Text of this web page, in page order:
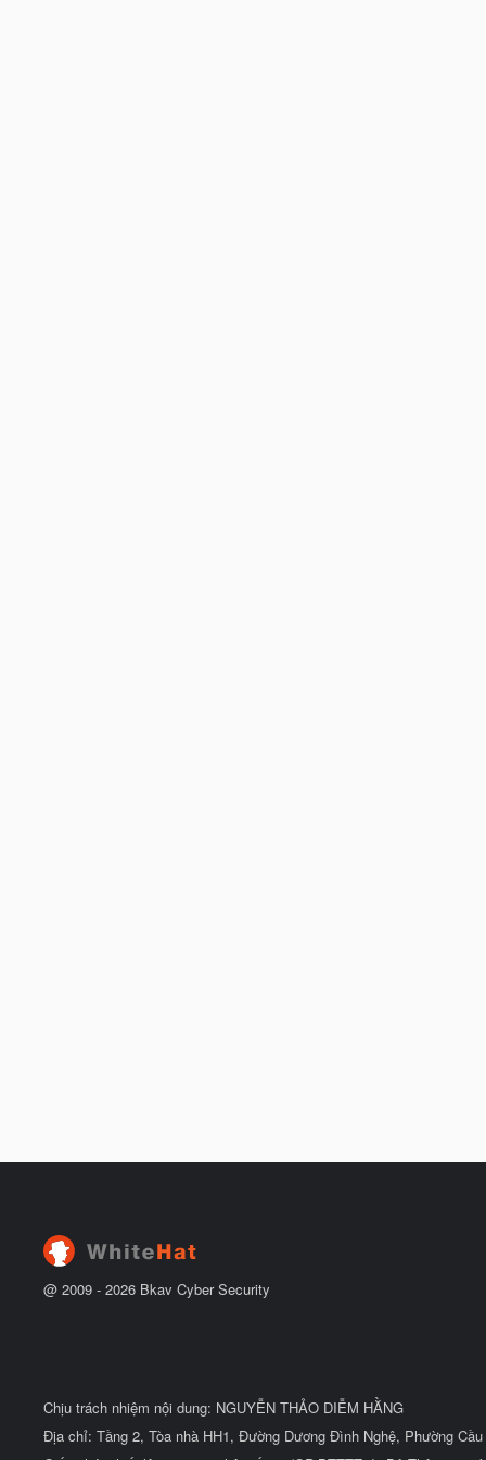
@ 2009 - 2026 Bkav Cyber Security
Chịu trách nhiệm nội dung: NGUYỄN THẢO DIỄM HẰNG
Địa chỉ: Tầng 2, Tòa nhà HH1, Đường Dương Đình Nghệ, Phường